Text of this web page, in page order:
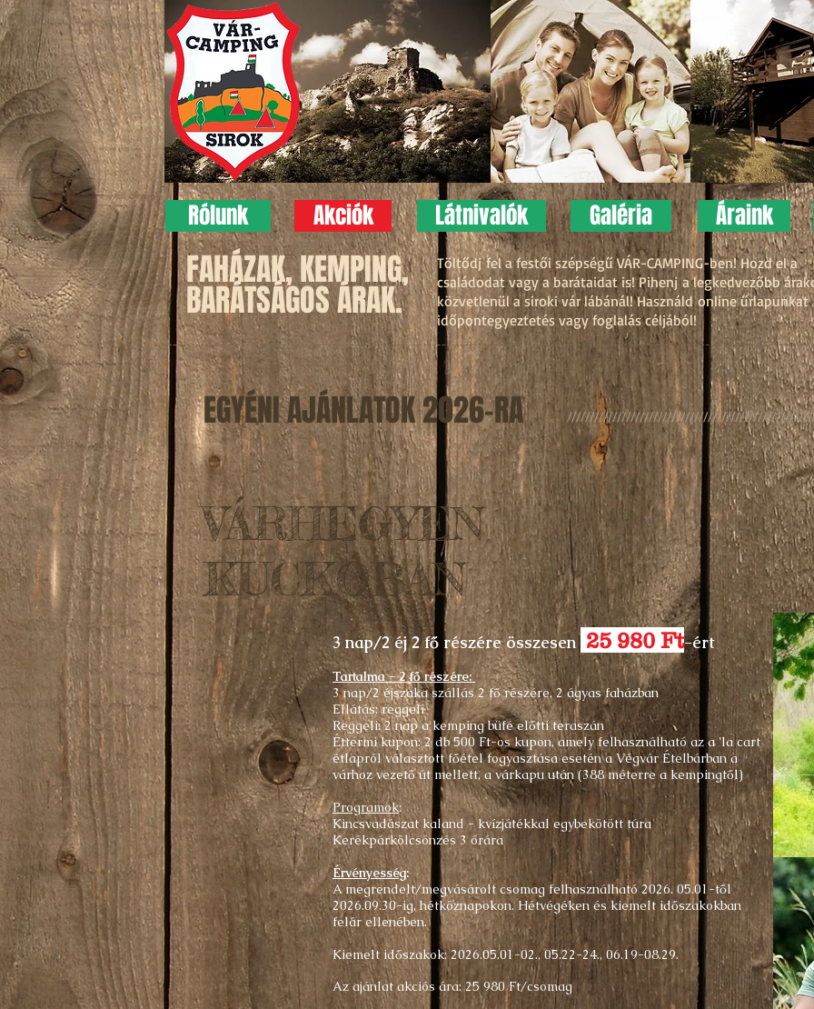
Rólunk Akciók Látnivalók Galéria Áraink
FAHÁZAK, KEMPING,
BARÁTSÁGOS ÁRAK.
Töltődj fel a festői szépségű VÁR-CAMPING-ben! Hozd el a
családodat vagy a barátaidat is! Pihenj a legkedvezőbb
közvetlenül a siroki vár lábánál! Használd online űrlapunkat
időpontegyeztetés vagy foglalás céljából!
EGYÉNI AJÁNLATOK 2026-RA
VÁRHEGYEN
KUCKÓBAN
3 nap/2 éj 2 fő részéreösszesen 25 980 Ft-ért
Tartalma - 2 fő részére:
3 nap/2 éjszaka szállás 2 fő részére, 2 ágyas faházban
Ellátás: reggeli
Reggeli: 2 nap a kemping büfé előtti teraszán
Éttermi kupon: 2 db 500 Ft-os kupon, amely felhasználható az a 'la cart
étlapról választott főétel fogyasztása esetén a Végvár Ételbárban a
várhoz vezető út mellett, a várkapu után (388 méterre a kempingtől)
Programok:
Kincsvadászat kaland - kvízjátékkal egybekötött túra
Kerékpárkölcsönzés3 órára
Érvényesség:
A megrendelt/megvásárolt csomag felhasználható 2026. 05.01-től
2026.09.30-ig, hétköznapokon. Hétvégéken és kiemelt időszakokban
felár ellenében.
Kiemelt időszakok: 2026.05.01-02., 05.22-24., 06.19-08.29.
Az ajánlat akciós ára: 25 980 Ft/csomag